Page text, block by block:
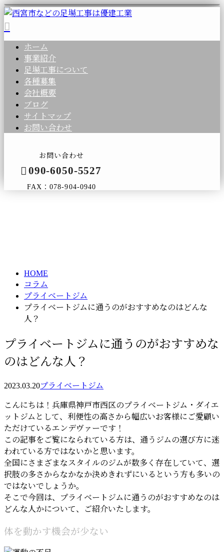
ホーム
事業紹介
足場工事について
各種募集
会社概要
ブログ
サイトマップ
お問い合わせ
お問い合わせ
090-6050-5527
FAX：078-904-0940
HOME
コラム
プライベートジム
プライベートジムに通うのがおすすめなのはどんな
人？
プライベートジムに通うのがおすすめな
のはどんな人？
2023.03.20プライベートジム
こんにちは！兵庫県神戸市西区のプライベートジム・ダイエ
ットジムとして、利便性の高さから幅広いお客様にご愛顧い
ただけているエンデヴァーです！
この記事をご覧になられている方は、通うジムの選び方に迷
われている方ではないかと思います。
全国にさまざまなスタイルのジムが数多く存在していて、選
択肢の多さからなかなか決めきれずにいるという方も多いの
ではないでしょうか。
そこで今回は、プライベートジムに通うのがおすすめなのは
どんな人かについて、ご紹介いたします。
体を動かす機会が少ない